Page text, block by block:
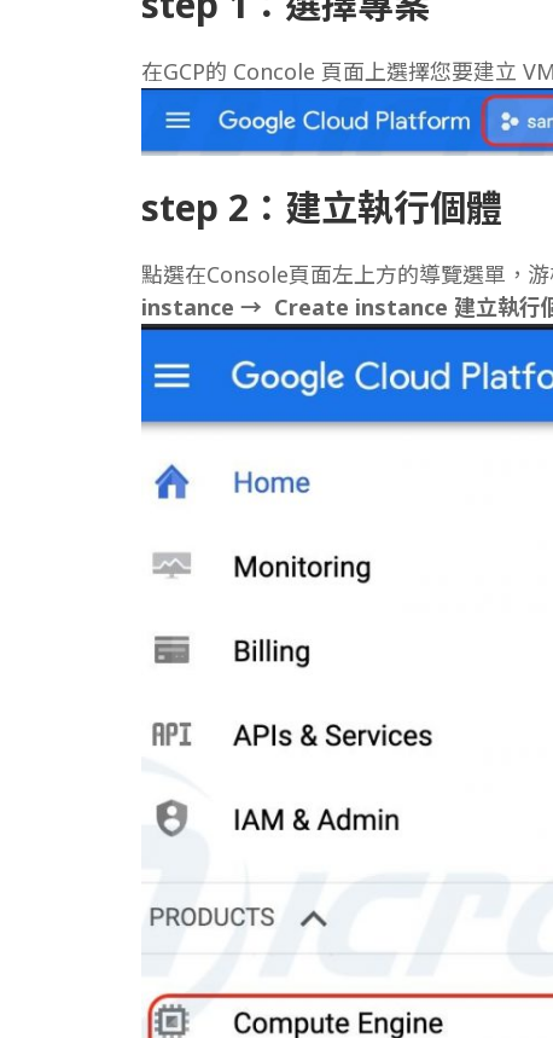
在GCP的 Concole 頁面上選擇您要建立
step 2： 建立執行個體
點選在Console頁面左上方的導覽選單，
instance → Create instance 建立執行